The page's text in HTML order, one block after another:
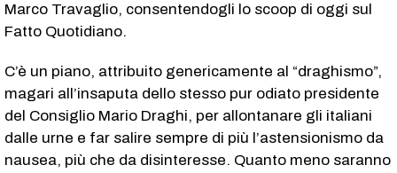
Marco Travaglio, consentendogli lo scoop di oggi sul
Fatto Quotidiano.
C’è un piano, attribuito genericamente al “draghismo”,
magari all’insaputa dello stesso pur odiato presidente
del Consiglio Mario Draghi, per allontanare gli italiani
dalle urne e far salire sempre di più l’astensionismo da
nausea, più che da disinteresse. Quanto meno saranno